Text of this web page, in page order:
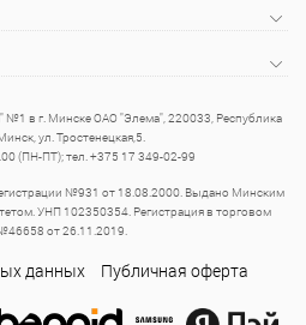
в г. Минске ОАО "Элема", 220033, Республика
ул. Тростенецкая,5.
(ПН-ПТ); тел. +375 17 349-02-99
№931 от 18.08.2000. Выдано Минским
УНП 102350354. Регистрация в торговом
от 26.11.2019.
данных Публичная оферта